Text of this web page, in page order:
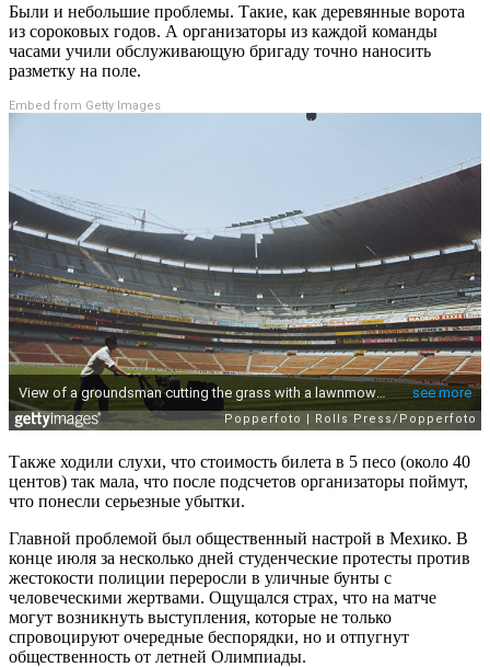
Были и небольшие проблемы. Такие, как деревянные ворота
из сороковых годов. А организаторы из каждой команды
часами учили обслуживающую бригаду точно наносить
разметку на поле.
Embed from Getty Images
Также ходили слухи, что стоимость билета в 5 песо (около 40
центов) так мала, что после подсчетов организаторы поймут,
что понесли серьезные убытки.
Главной проблемой был общественный настрой в Мехико. В
конце июля за несколько дней студенческие протесты против
жестокости полиции переросли в уличные бунты с
человеческими жертвами. Ощущался страх, что на матче
могут возникнуть выступления, которые не только
спровоцируют очередные беспорядки, но и отпугнут
общественность от летней Олимпиады.